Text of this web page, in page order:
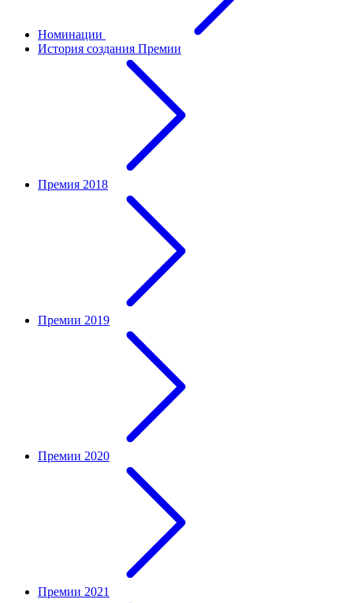
Номинации
История создания Премии
Премия 2018
Премии 2019
Премии 2020
Премии 2021